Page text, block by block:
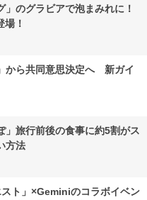
のグラビアで泡まみれに！
場！
から共同意思決定へ 新ガイ
」旅行前後の食事に約5割がス
方法
ト」×Geminiのコラボイベン